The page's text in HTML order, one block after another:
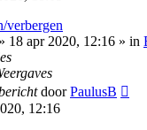
verbergen
» 18 apr 2020, 12:16 » in
doorPaulusB
12:16